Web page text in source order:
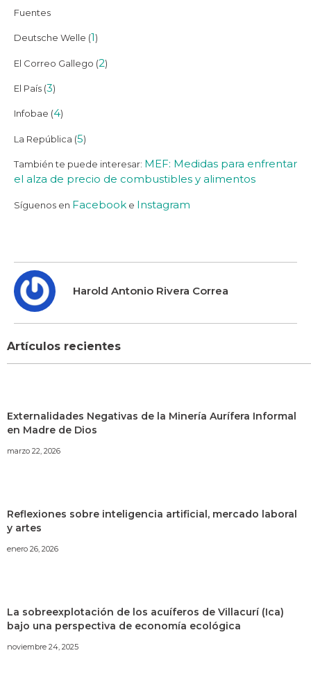
Fuentes
Deutsche Welle (1)
El Correo Gallego (2)
El País (3)
Infobae (4)
La República (5)
También te puede interesar: MEF: Medidas para enfrentar
el alza de precio de combustibles y alimentos
Síguenos en Facebook e Instagram
Harold Antonio Rivera Correa
Artículos recientes
Externalidades Negativas de la Minería Aurífera Informal
en Madre de Dios
marzo 22, 2026
Reflexiones sobre inteligencia artificial, mercado laboral
y artes
enero 26, 2026
La sobreexplotación de los acuíferos de Villacurí (Ica)
bajo una perspectiva de economía ecológica
noviembre 24, 2025